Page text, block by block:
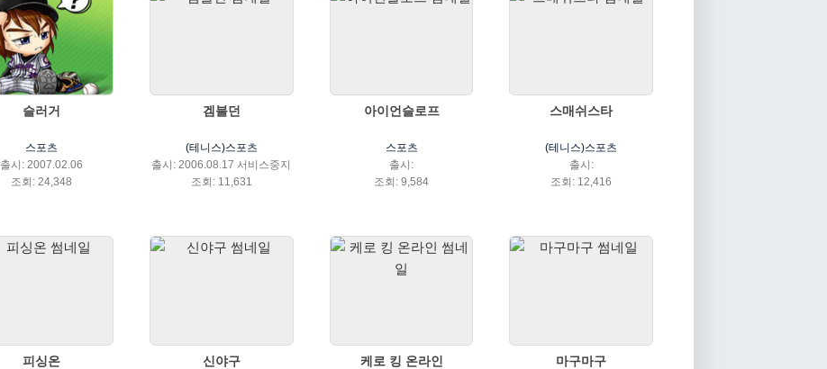
슬러거
스포츠
출시: 2007.02.06
조회: 24,348
겜블던
(테니스)스포츠
출시: 2006.08.17 서비스중지
조회: 11,631
아이언슬로프
스포츠
출시:
조회: 9,584
스매쉬스타
(테니스)스포츠
출시:
조회: 12,416
피싱온 신야구 케로 킹 온라인 마구마구